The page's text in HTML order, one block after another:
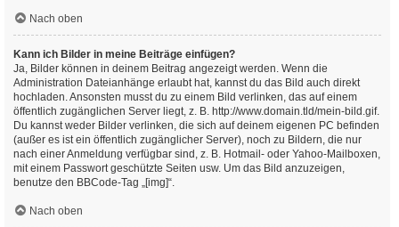
Nach oben
Kann ich Bilder in meine Beiträge einfügen?
Ja, Bilder können in deinem Beitrag angezeigt werden. Wenn die
Administration Dateianhänge erlaubt hat, kannst du das Bild auch direkt
hochladen. Ansonsten musst du zu einem Bild verlinken, das auf einem
öffentlich zugänglichen Server liegt, z. B. http://www.domain.tld/mein-bild.gif.
Du kannst weder Bilder verlinken, die sich auf deinem eigenen PC befinden
(außer es ist ein öffentlich zugänglicher Server), noch zu Bildern, die nur
nach einer Anmeldung verfügbar sind, z. B. Hotmail- oder Yahoo-Mailboxen,
mit einem Passwort geschützte Seiten usw. Um das Bild anzuzeigen,
benutze den BBCode-Tag „[img]“.
Nach oben